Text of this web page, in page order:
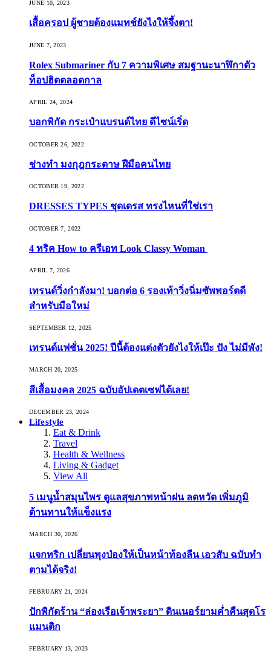
JUNE 10, 2023
เสื้อครอป ผู้ชายต้องแมทช์ยังไงให้จึ้งตา!
JUNE 7, 2023
Rolex Submariner กับ 7 ความพิเศษ สมฐานะนาฬิกาตัว
ท็อปฮิตตลอดกาล
APRIL 24, 2024
บอกพิกัด กระเป๋าแบรนด์ไทย ดีไซน์เริ่ด
OCTOBER 26, 2022
ช่างทำ มงกุฎกระดาษ ฝีมือคนไทย
OCTOBER 19, 2022
DRESSES TYPES ชุดเดรส ทรงไหนที่ใช่เรา
OCTOBER 7, 2022
4 ทริค How to ครีเอท Look Classy Woman
APRIL 7, 2026
เทรนด์วิ่งกำลังมา! บอกต่อ 6 รองเท้าวิ่งนิ่มซัพพอร์ตดี
สำหรับมือใหม่
SEPTEMBER 12, 2025
เทรนด์แฟชั่น 2025! ปีนี้ต้องแต่งตัวยังไงให้เป๊ะ ปัง ไม่มีพัง!
MARCH 20, 2025
สีเสื้อมงคล 2025 ฉบับอัปเดตเซฟได้เลย!
DECEMBER 23, 2024
Lifestyle
Eat & Drink
Travel
Health & Wellness
Living & Gadget
View All
5 เมนูน้ำสมุนไพร ดูแลสุขภาพหน้าฝน ลดหวัด เพิ่มภูมิ
ต้านทานให้แข็งแรง
MARCH 30, 2026
แจกทริก เปลี่ยนพุงป่องให้เป็นหน้าท้องลีน เอวสับ ฉบับทำ
ตามได้จริง!
FEBRUARY 21, 2024
ปักพิกัดร้าน “ล่องเรือเจ้าพระยา” ดินเนอร์ยามค่ำคืนสุดโร
แมนติก
FEBRUARY 13, 2023